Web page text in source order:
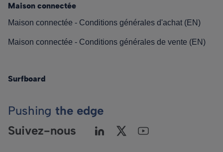
Maison connectée
Maison connectée - Conditions générales d'achat (EN)
Maison connectée - Conditions générales de vente (EN)
Surfboard
Pushing the edge
Suivez-nous